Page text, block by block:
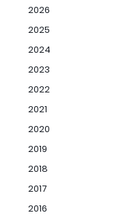
2026
2025
2024
2023
2022
2021
2020
2019
2018
2017
2016